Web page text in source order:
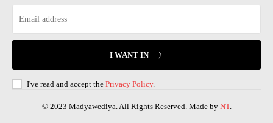
I WANT IN
I've read and accept the Privacy Policy.
© 2023 Madyawediya. All Rights Reserved. Made by NT.